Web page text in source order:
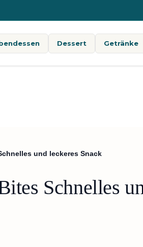
Dessert Getränke
und leckeres Snack
Schnelles